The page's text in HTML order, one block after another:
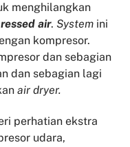
menghilangkan
air.System ini
kompresor.
dan sebagian
dan sebagian lagi
air dryer.
perhatian ekstra
udara,